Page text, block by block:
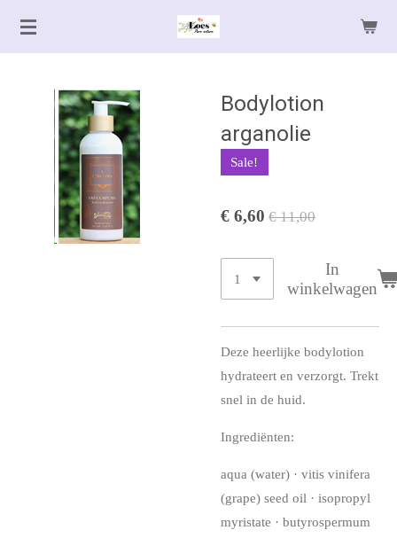
Ga
hoofdinhoud
Bodylotion
arganolie
Sale!
€ 6,60 € 11,00
In
winkelwagen
Deze heerlijke bodylotion
hydrateert en verzorgt. Trekt
snel in de huid.
Ingrediënten:
aqua (water) · vitis vinifera
(grape) seed oil · isopropyl
myristate · butyrospermum